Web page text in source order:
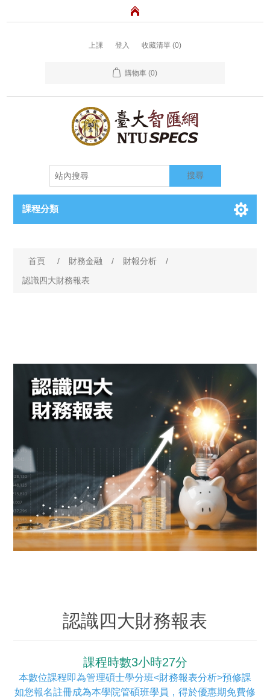
上課 登入 收藏清單 (0)
購物車 (0)
搜尋
課程分類
首頁 / 財務金融 / 財報分析
/
認識四大財務報表
認識四大財務報表
課程時數3小時27分
本數位課程即為管理碩士學分班<財務報表分析>預修課
如您報名註冊成為本學院管碩班學員，得於優惠期免費修